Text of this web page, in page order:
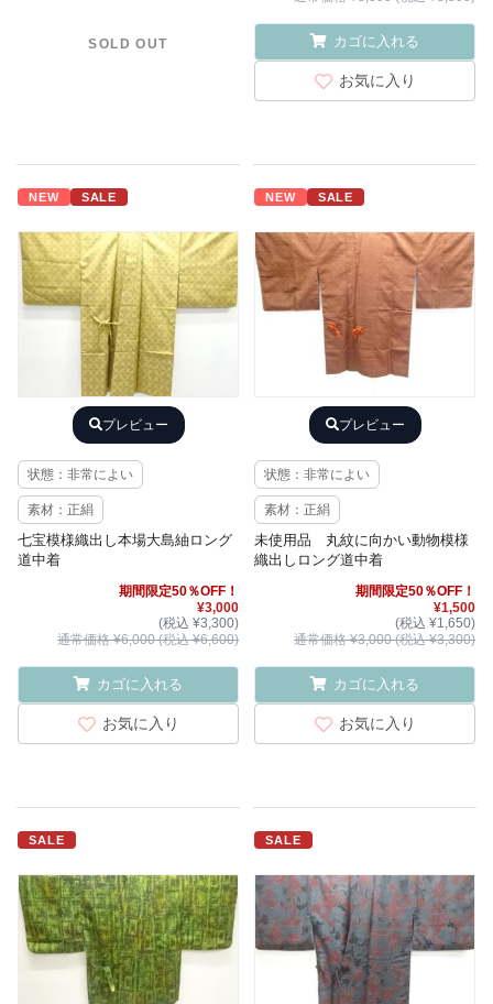
SOLD OUT カゴに入れる
お気に入り
NEW SALE
プレビュー
状態：非常によい
素材：正絹
七宝模様織出し本場大島紬ロング
道中着
期間限定50％OFF！
¥3,000
(税込 ¥3,300)
通常価格 ¥6,000 (税込 ¥6,600)
カゴに入れる
お気に入り
NEW SALE
プレビュー
状態：非常によい
素材：正絹
未使用品 丸紋に向かい動物模様
織出しロング道中着
期間限定50％OFF！
¥1,500
(税込 ¥1,650)
通常価格 ¥3,000 (税込 ¥3,300)
カゴに入れる
お気に入り
SALE SALE